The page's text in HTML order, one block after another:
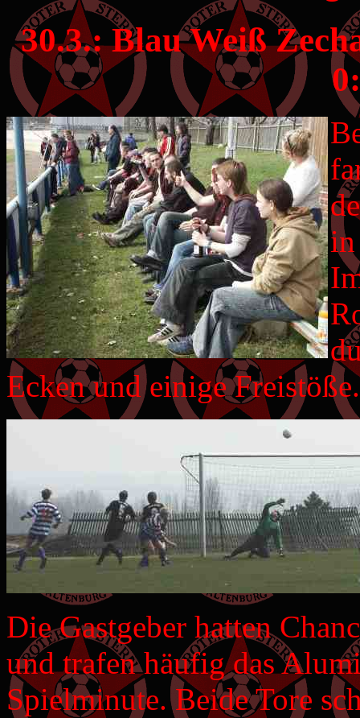
30.3.: Blau Weiß
in
Ecken und einige Freistöße.
Die Gastgeber hatten
und trafen häufig das
Spielminute. Beide Tore